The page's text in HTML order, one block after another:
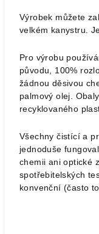
Výrobek můžete
velkém kanystru.
Pro výrobu
původu, 100%
žádnou děsivou
palmový olej.
recyklovaného
Všechny čistící a
jednoduše
chemii ani optické
spotřebitelských
konvenční (často